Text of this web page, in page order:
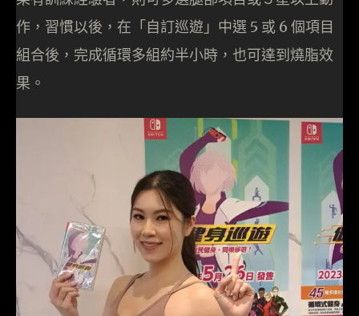
作，習慣以後，在「自訂巡遊」中選 5 或 6 個項目
組合後，完成循環多組約半小時，也可達到燒脂效
果。